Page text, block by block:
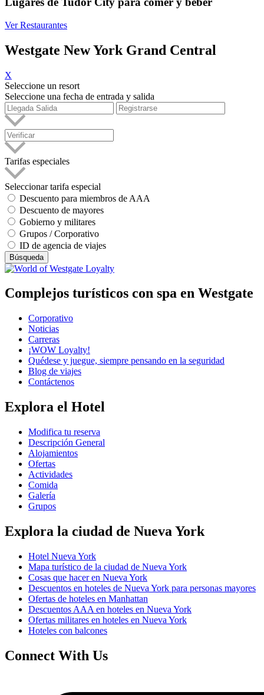
Ver Restaurantes
Westgate New York Grand Central
X
Seleccione un resort
Seleccione una fecha de entrada y salida
Tarifas especiales
Seleccionar tarifa especial
Descuento para miembros de AAA
Descuento de mayores
Gobierno y militares
Grupos / Corporativo
ID de agencia de viajes
Búsqueda
Complejos turísticos con spa en Westgate
Corporativo
Noticias
Carreras
¡WOW Loyalty!
Quédese y juegue, siempre pensando en la seguridad
Blog de viajes
Contáctenos
Explora el Hotel
Modifica tu reserva
Descripción General
Alojamientos
Ofertas
Actividades
Comida
Galería
Grupos
Explora la ciudad de Nueva York
Hotel Nueva York
Mapa turístico de la ciudad de Nueva York
Cosas que hacer en Nueva York
Descuentos en hoteles de Nueva York para personas mayores
Ofertas de hoteles en Manhattan
Descuentos AAA en hoteles en Nueva York
Ofertas militares en hoteles en Nueva York
Hoteles con balcones
Connect With Us